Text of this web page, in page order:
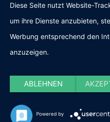
Diese Seite nutzt Website-
um ihre Dienste anzubieten,
Werbung entsprechend den
anzuzeigen.
ABLEHNEN
Powered by